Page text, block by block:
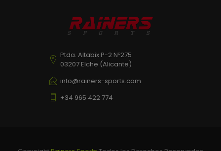
Ptda. Altabix P-2 Nº275
03207 Elche (Alicante)
info@rainers-sports.com
+34 965 422 774